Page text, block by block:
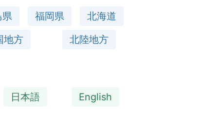
県 福岡県
北海道
地方
北陸地方
日本語 English